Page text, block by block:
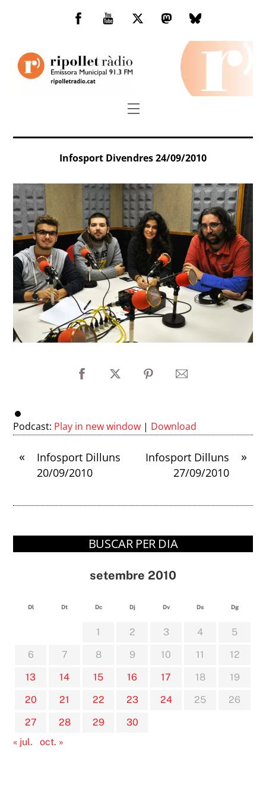
Facebook
You
TwitterMastodonBluesky
Menu
Infosport Divendres 24/09/2010
Podcast: Play in new window | Download
«
Infosport Dilluns
20/09/2010
»
Infosport Dilluns
27/09/2010
BUSCAR PER DIA
setembre 2010
Dl Dt Dc Dj Dv Ds Dg
1 2 3 4
5
6
7 8 9 10 11
12
13
14 15 16 17 18
19
20
21 22 23 24 25
26
27
28 29
30
« jul.
oct. »